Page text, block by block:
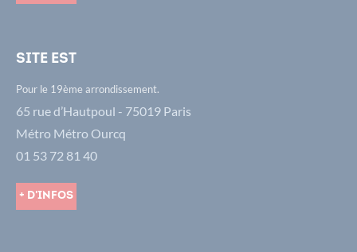
Site Est
Pour le 19ème arrondissement.
65 rue d’Hautpoul - 75019 Paris
Métro Métro Ourcq
01 53 72 81 40
+ d'infos